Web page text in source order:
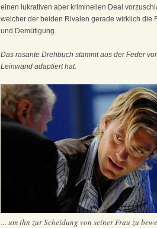
einen lukrativen aber kriminellen Deal
welcher der beiden Rivalen gerade wirklich die
und Demütigung.
Das rasante Drehbuch stammt aus der Feder
Leinwand adaptiert hat.
... um ihn zur Scheidung von seiner Frau zu